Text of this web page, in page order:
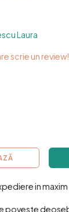
Laura
scrie un review!
in maxim
poveste